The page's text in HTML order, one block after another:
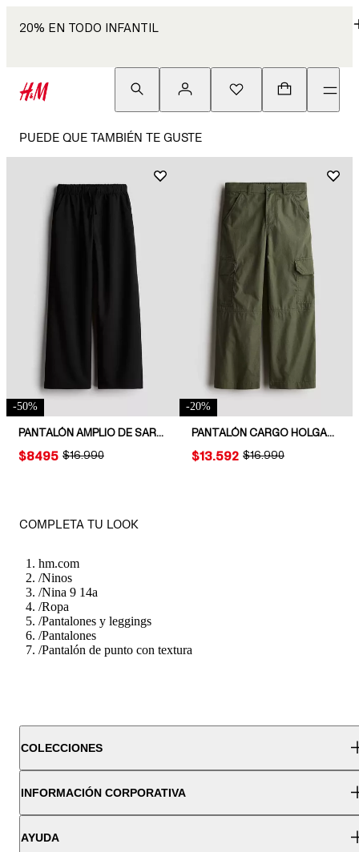
20% EN TODO INFANTIL
PUEDE QUE TAMBIÉN TE GUSTE
-50%
PANTALÓN AMPLIO DE SARGA
ORIGINAL PRICE:
$16.990
PRICE:
$8495
-20%
PANTALÓN CARGO HOLGADO
ORIGINAL PRICE:
$16.990
PRICE:
$13.592
COMPLETA TU LOOK
hm.com
/Ninos
/Nina 9 14a
/Ropa
/Pantalones y leggings
/Pantalones
/Pantalón de punto con textura
COLECCIONES
INFORMACIÓN CORPORATIVA
AYUDA